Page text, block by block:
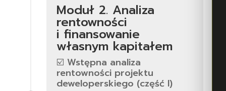
Moduł 2. Analiza
rentowności
i finansowanie
własnym kapitałem
☑️ Wstępna analiza
rentowności projektu
deweloperskiego (część I)